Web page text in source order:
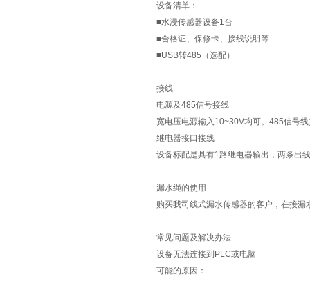
设备清单：
■水浸传感器设备1台
■合格证、保修卡、接线说明等
■USB转485（选配）
接线
电源及485信号接线
宽电压电源输入10~30V均可。485信号
继电器接口接线
设备标配是具有1路继电器输出，两条出
漏水绳的使用
购买我司线式漏水传感器的客户，在接
常见问题及解决办法
设备无法连接到PLC或电脑
可能的原因：